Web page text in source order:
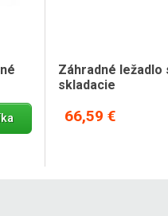
Záhradné
skladacie
66,59 €